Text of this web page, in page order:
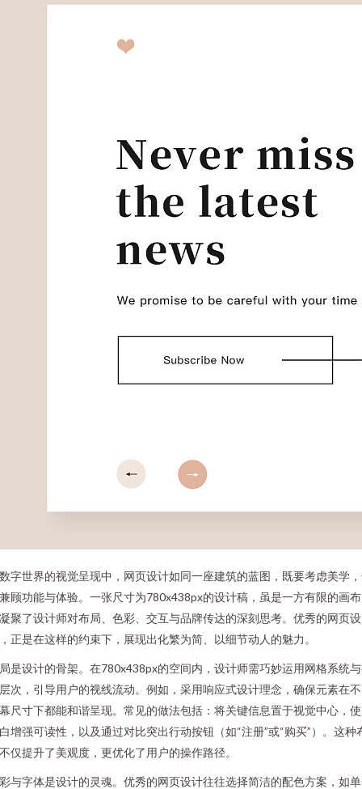
字世界的视觉呈现中，网页设计如同一座建筑的蓝图，既要考虑美学
顾功能与体验。一张尺寸为780x438px的设计稿，虽是一方有限的画
聚了设计师对布局、色彩、交互与品牌传达的深刻思考。优秀的网页设
正是在这样的约束下，展现出化繁为简、以细节动人的魅力。
是设计的骨架。在780x438px的空间内，设计师需巧妙运用网格系统
次，引导用户的视线流动。例如，采用响应式设计理念，确保元素在
尺寸下都能和谐呈现。常见的做法包括：将关键信息置于视觉中心，
增强可读性，以及通过对比突出行动按钮（如“注册”或“购买”）。这种
仅提升了美观度，更优化了用户的操作路径。
与字体是设计的灵魂。优秀的网页设计往往选择简洁的配色方案，如